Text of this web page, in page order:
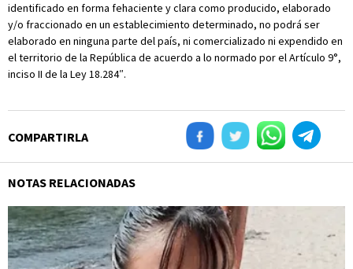
identificado en forma fehaciente y clara como producido, elaborado
y/o fraccionado en un establecimiento determinado, no podrá ser
elaborado en ninguna parte del país, ni comercializado ni expendido en
el territorio de la República de acuerdo a lo normado por el Artículo 9°,
inciso II de la Ley 18.284″.
COMPARTIRLA
NOTAS RELACIONADAS